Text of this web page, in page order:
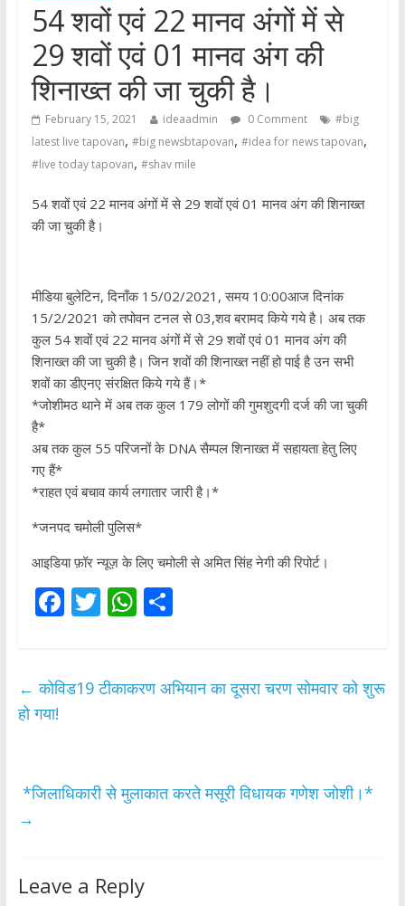
54 शवों एवं 22 मानव अंगों में से
29 शवों एवं 01 मानव अंग की
शिनाख्त की जा चुकी है।
February 15, 2021 ideaadmin 0 Comment
#big
latest live tapovan, #big newsbtapovan, #idea for news tapovan,
#live today tapovan, #shav mile
54 शवों एवं 22 मानव अंगों में से 29 शवों एवं 01 मानव अंग की शिनाख्त
की जा चुकी है।
मीडिया बुलेटिन, दिनाँक 15/02/2021, समय 10:00आज दिनांक
15/2/2021 को तपोवन टनल से 03,शव बरामद किये गये है। अब तक
कुल 54 शवों एवं 22 मानव अंगों में से 29 शवों एवं 01 मानव अंग की
शिनाख्त की जा चुकी है। जिन शवों की शिनाख्त नहीं हो पाई है उन सभी
शवों का डीएनए संरक्षित किये गये हैं।*
*जोशीमठ थाने में अब तक कुल 179 लोगों की गुमशुदगी दर्ज की जा चुकी
है*
अब तक कुल 55 परिजनों के DNA सैम्पल शिनाख्त में सहायता हेतु लिए
गए हैं*
*राहत एवं बचाव कार्य लगातार जारी है।*
*जनपद चमोली पुलिस*
आइडिया फ़ॉर न्यूज़ के लिए चमोली से अमित सिंह नेगी की रिपोर्ट।
F
b
k
T
er
W
s
S
e
← कोविड19 टीकाकरण अभियान का दूसरा चरण सोमवार को शुरू
हो गया!
*जिलाधिकारी से मुलाकात करते मसूरी विधायक गणेश जोशी।*
→
Leave a Reply